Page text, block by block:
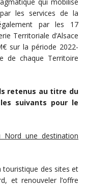
qui mobilise
les services de la
par les 17
Territoriale d’Alsace
sur la période 2022-
de chaque Territoire
retenus au titre du
suivants pour le
Nord une destination
touristique des sites et
et renouveler l’offre